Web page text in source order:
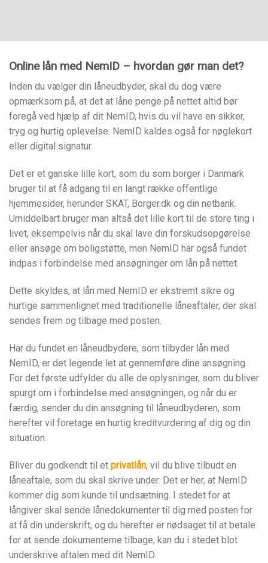
Online lån med NemID – hvordan gør man det?
Inden du vælger din låneudbyder, skal du dog være
opmærksom på, at det at låne penge på nettet altid bør
foregå ved hjælp af dit NemID, hvis du vil have en sikker,
tryg og hurtig oplevelse. NemID kaldes også for nøglekort
eller digital signatur.
Det er et ganske lille kort, som du som borger i Danmark
bruger til at få adgang til en langt række offentlige
hjemmesider, herunder SKAT, Borger.dk og din netbank.
Umiddelbart bruger man altså det lille kort til de store ting i
livet, eksempelvis når du skal lave din forskudsopgørelse
eller ansøge om boligstøtte, men NemID har også fundet
indpas i forbindelse med ansøgninger om lån på nettet.
Dette skyldes, at lån med NemID er ekstremt sikre og
hurtige sammenlignet med traditionelle låneaftaler, der skal
sendes frem og tilbage med posten.
Har du fundet en låneudbydere, som tilbyder lån med
NemID, er det legende let at gennemføre dine ansøgning.
For det første udfylder du alle de oplysninger, som du bliver
spurgt om i forbindelse med ansøgningen, og når du er
færdig, sender du din ansøgning til låneudbyderen, som
herefter vil foretage en hurtig kreditvurdering af dig og din
situation.
Bliver du godkendt til et privatlån, vil du blive tilbudt en
låneaftale, som du skal skrive under. Det er her, at NemID
kommer dig som kunde til undsætning. I stedet for at
långiver skal sende lånedokumenter til dig med posten for
at få din underskrift, og du herefter er nødsaget til at betale
for at sende dokumenterne tilbage, kan du i stedet blot
underskrive aftalen med dit NemID.